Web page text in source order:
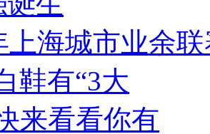
上海城市业余